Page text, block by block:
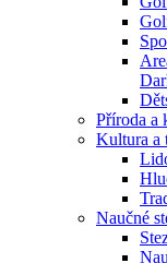
Příroda a
Kultura a
Naučné